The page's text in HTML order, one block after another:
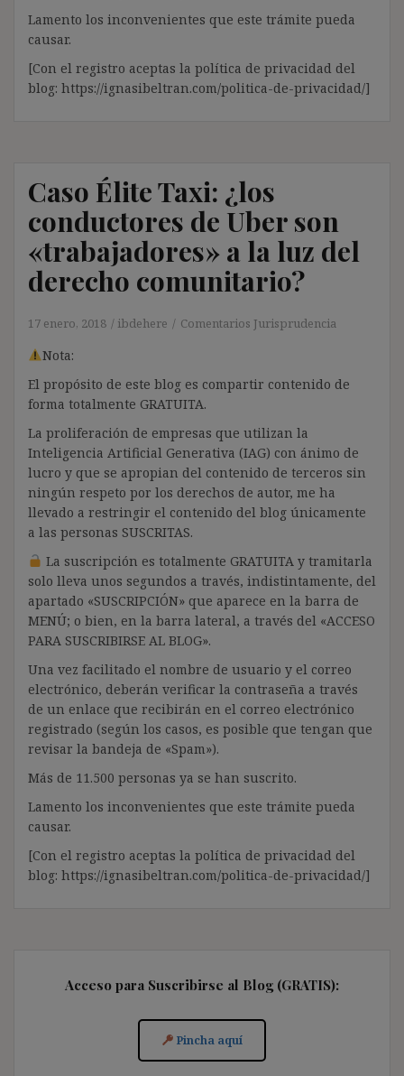
Lamento los inconvenientes que este trámite pueda
causar.
[Con el registro aceptas la política de privacidad del
blog: https://ignasibeltran.com/politica-de-privacidad/]
Caso Élite Taxi: ¿los
conductores de Uber son
«trabajadores» a la luz del
derecho comunitario?
17 enero, 2018 ibdehere Comentarios Jurisprudencia
Nota:
El propósito de este blog es compartir contenido de
forma totalmente GRATUITA.
La proliferación de empresas que utilizan la
Inteligencia Artificial Generativa (IAG) con ánimo de
lucro y que se apropian del contenido de terceros sin
ningún respeto por los derechos de autor, me ha
llevado a restringir el contenido del blog únicamente
a las personas SUSCRITAS.
La suscripción es totalmente GRATUITA y tramitarla
solo lleva unos segundos a través, indistintamente, del
apartado «SUSCRIPCIÓN» que aparece en la barra de
MENÚ; o bien, en la barra lateral, a través del «ACCESO
PARA SUSCRIBIRSE AL BLOG».
Una vez facilitado el nombre de usuario y el correo
electrónico, deberán verificar la contraseña a través
de un enlace que recibirán en el correo electrónico
registrado (según los casos, es posible que tengan que
revisar la bandeja de «Spam»).
Más de 11.500 personas ya se han suscrito.
Lamento los inconvenientes que este trámite pueda
causar.
[Con el registro aceptas la política de privacidad del
blog: https://ignasibeltran.com/politica-de-privacidad/]
Acceso para Suscribirse al Blog (GRATIS):
Pincha aquí